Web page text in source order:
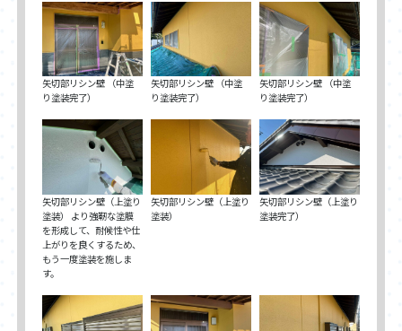
矢切部リシン壁 （中塗
り塗装完了）
矢切部リシン壁 （中塗
り塗装完了）
矢切部リシン壁 （中塗
り塗装完了）
矢切部リシン壁（上塗り
塗装） より強靭な塗膜
を形成して、耐候性や仕
上がりを良くするため、
もう一度塗装を施しま
す。
矢切部リシン壁（上塗り
塗装）
矢切部リシン壁（上塗り
塗装完了）